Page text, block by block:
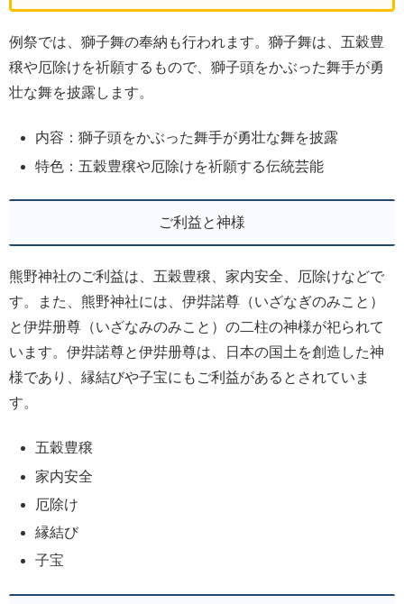
例祭では、獅子舞の奉納も行われます。獅子舞は、五穀豊
穣や厄除けを祈願するもので、獅子頭をかぶった舞手が勇
壮な舞を披露します。
内容：獅子頭をかぶった舞手が勇壮な舞を披露
特色：五穀豊穣や厄除けを祈願する伝統芸能
ご利益と神様
熊野神社のご利益は、五穀豊穣、家内安全、厄除けなどで
す。また、熊野神社には、伊弉諾尊（いざなぎのみこと）
と伊弉册尊（いざなみのみこと）の二柱の神様が祀られて
います。伊弉諾尊と伊弉册尊は、日本の国土を創造した神
様であり、縁結びや子宝にもご利益があるとされていま
す。
五穀豊穣
家内安全
厄除け
縁結び
子宝